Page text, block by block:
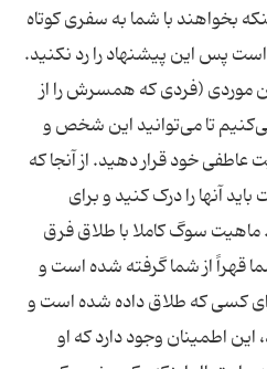
بخواهند با شما به سفری کوتاه
پس این پیشنهاد را رد نکنید.
موردی (فردی که همسرش را از
تا می‌توانید این شخص و
عاطفی خود قرار دهید. از آنجا که
آنها را درک کنید و برای
سوگ کاملا با طلاق فرق
از شما گرفته شده است و
کسی که طلاق داده شده است و
اطمینان وجود دارد که او